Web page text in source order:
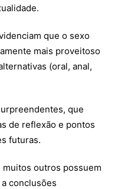
que o sexo
mais proveitoso
(oral, anal,
que
de reflexão e pontos
futuras.
outros possuem
conclusões